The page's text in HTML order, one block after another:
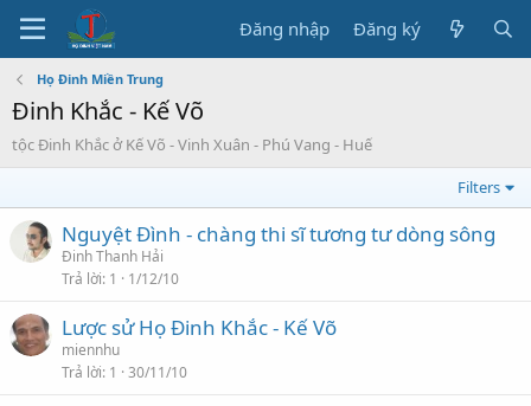
Đăng nhập Đăng ký
Họ Đinh Miền Trung
Đinh Khắc - Kế Võ
tộc Đinh Khắc ở Kế Võ - Vinh Xuân - Phú Vang - Huế
Filters
Nguyệt Đình - chàng thi sĩ tương tư dòng sông
Đinh Thanh Hải
Trả lời 1 1/12/10
Lược sử Họ Đinh Khắc - Kế Võ
miennhu
Trả lời 1 30/11/10